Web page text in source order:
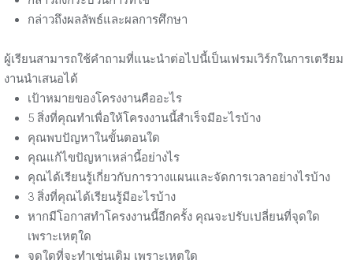
กล่าวถึงผลลัพธ์และผลการศึกษา
ผู้เรียนสามารถใช้คำถามที่แนะนำต่อไปนี้เป็นเฟรมเวิร์กในการเตรียม
งานนำเสนอได้
เป้าหมายของโครงงานคืออะไร
5 สิ่งที่คุณทำเพื่อให้โครงงานนี้สำเร็จมีอะไรบ้าง
คุณพบปัญหาในขั้นตอนใด
คุณแก้ไขปัญหาเหล่านี้อย่างไร
คุณได้เรียนรู้เกี่ยวกับการวางแผนและจัดการเวลาอย่างไรบ้าง
3 สิ่งที่คุณได้เรียนรู้มีอะไรบ้าง
หากมีโอกาสทำโครงงานนี้อีกครั้ง คุณจะปรับเปลี่ยนที่จุดใด
เพราะเหตุใด
จุดใดที่จะทำเช่นเดิม เพราะเหตุใด